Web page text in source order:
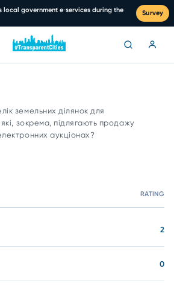
local government e‑services during the
Survey
земельних ділянок для
зокрема, підлягають продажу
аукціонах?
RATING
2
0